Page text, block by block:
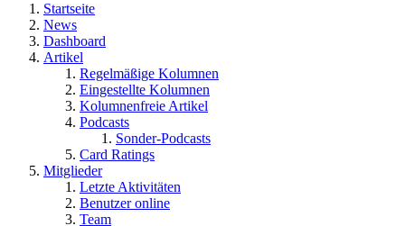
Startseite
News
Dashboard
Artikel
Regelmäßige Kolumnen
Eingestellte Kolumnen
Kolumnenfreie Artikel
Podcasts
Sonder-Podcasts
Card Ratings
Mitglieder
Letzte Aktivitäten
Benutzer online
Team